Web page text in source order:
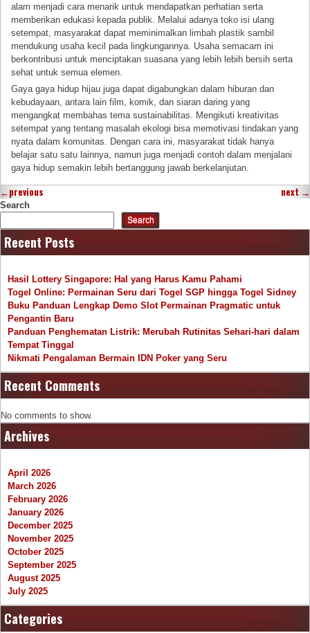
alam menjadi cara menarik untuk mendapatkan perhatian serta
memberikan edukasi kepada publik. Melalui adanya toko isi ulang
setempat, masyarakat dapat meminimalkan limbah plastik sambil
mendukung usaha kecil pada lingkungannya. Usaha semacam ini
berkontribusi untuk menciptakan suasana yang lebih lebih bersih serta
sehat untuk semua elemen.
Gaya gaya hidup hijau juga dapat digabungkan dalam hiburan dan
kebudayaan, antara lain film, komik, dan siaran daring yang
mengangkat membahas tema sustainabilitas. Mengikuti kreativitas
setempat yang tentang masalah ekologi bisa memotivasi tindakan yang
nyata dalam komunitas. Dengan cara ini, masyarakat tidak hanya
belajar satu satu lainnya, namun juga menjadi contoh dalam menjalani
gaya hidup semakin lebih bertanggung jawab berkelanjutan.
←previous next →
Search
Search
Recent Posts
Hasil Lottery Singapore: Hal yang Harus Kamu Pahami
Togel Online: Permainan Seru dari Togel SGP hingga Togel Sidney
Buku Panduan Lengkap Demo Slot Permainan Pragmatic untuk
Pengantin Baru
Panduan Penghematan Listrik: Merubah Rutinitas Sehari-hari dalam
Tempat Tinggal
Nikmati Pengalaman Bermain IDN Poker yang Seru
Recent Comments
No comments to show.
Archives
April 2026
March 2026
February 2026
January 2026
December 2025
November 2025
October 2025
September 2025
August 2025
July 2025
Categories